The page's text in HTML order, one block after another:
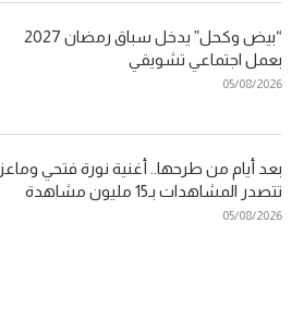
“بيض وكحل” يدخل سباق رمضان 2027
بعمل اجتماعي تشويقي
05/08/2026
بعد أيام من طرحها.. أغنية نورة فتحي وماعز
تتصدر المشاهدات بـ15 مليون مشاهدة
05/08/2026